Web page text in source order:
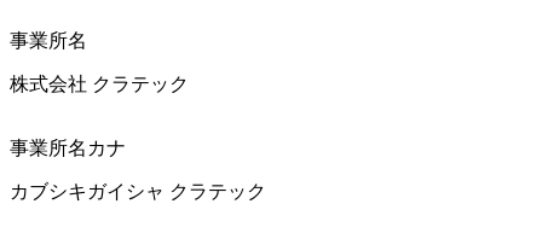
事業所名
株式会社 クラテック
事業所名カナ
カブシキガイシャ クラテック